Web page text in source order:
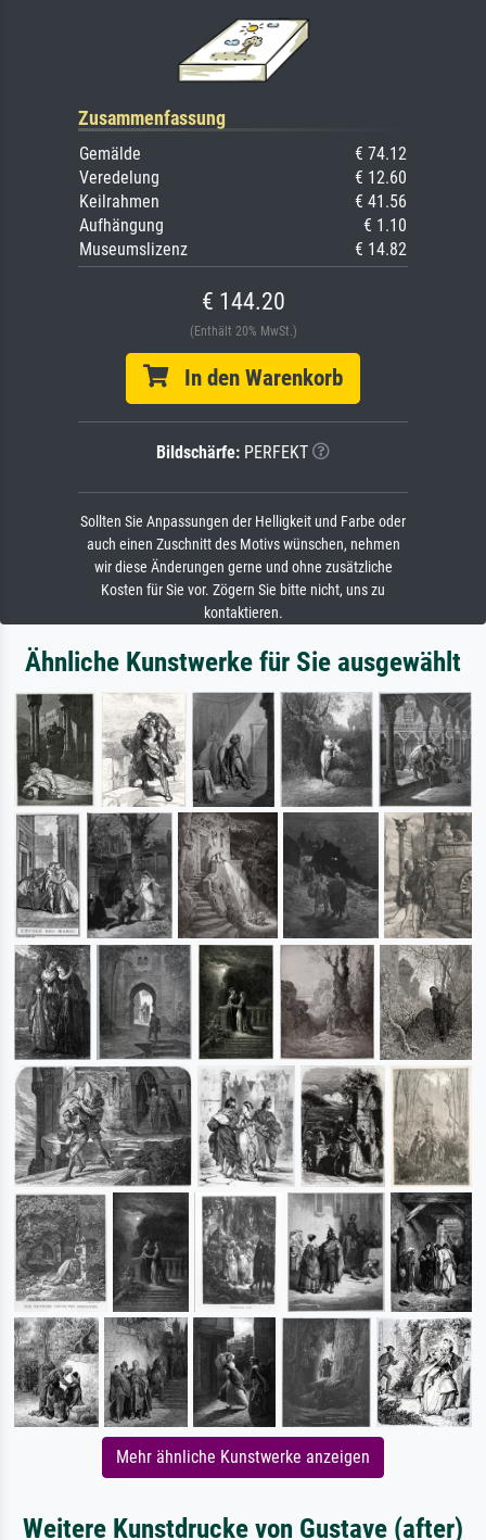
Zusammenfassung
Gemälde
€ 74.12
Veredelung
€ 12.60
Keilrahmen
€ 41.56
Aufhängung
€ 1.10
Museumslizenz
€ 14.82
€ 144.20
(Enthält 20% MwSt.)
In den Warenkorb
Bildschärfe: PERFEKT
Sollten Sie Anpassungen der Helligkeit und Farbe oder
auch einen Zuschnitt des Motivs wünschen, nehmen
wir diese Änderungen gerne und ohne zusätzliche
Kosten für Sie vor. Zögern Sie bitte nicht, uns zu
kontaktieren.
Ähnliche Kunstwerke für Sie ausgewählt
Mehr ähnliche Kunstwerke anzeigen
Weitere Kunstdrucke von Gustave (after)